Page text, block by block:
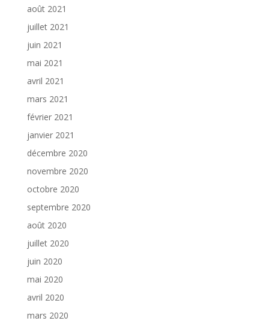
août 2021
juillet 2021
juin 2021
mai 2021
avril 2021
mars 2021
février 2021
janvier 2021
décembre 2020
novembre 2020
octobre 2020
septembre 2020
août 2020
juillet 2020
juin 2020
mai 2020
avril 2020
mars 2020